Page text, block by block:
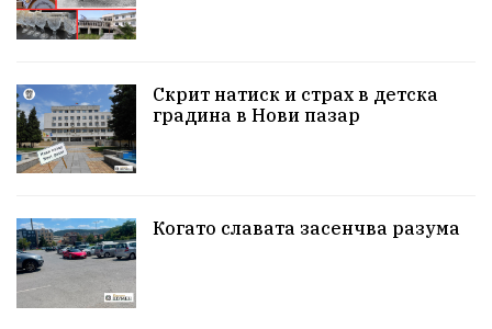
БлизкоМинало
Пещера „Бисерна" АкваЯнтра
БългарскиПроизводител
ИсторииЗаШумен
КултуренТуризъм
Скрит натиск и страх в детска
градина в Нови пазар
Когато славата засенчва разума